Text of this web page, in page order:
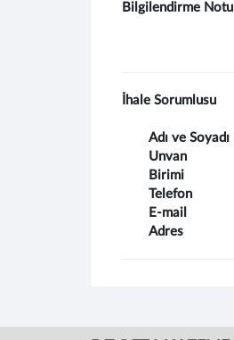
Bilgilendirme Notu
İhale Sorumlusu
Adı ve Soyadı
Unvan
Birimi
Telefon
E-mail
Adres